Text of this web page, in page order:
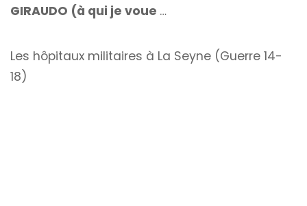
GIRAUDO (à qui je voue …
Les hôpitaux militaires à La Seyne (Guerre 14-
18)